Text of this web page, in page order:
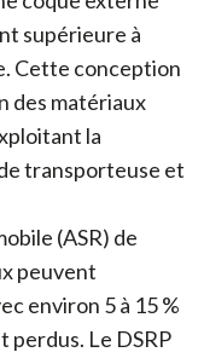
supérieure à
Cette conception
des matériaux
la
transporteuse et
(ASR) de
peuvent
environ 5 à 15 %
perdus. Le DSRP